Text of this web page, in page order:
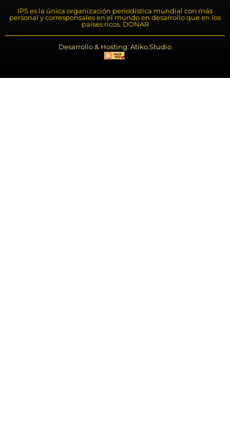
IPS es la única organización periodística mundial con más
personal y corresponsales en el mundo en desarrollo que en los
países ricos. DONAR
Desarrollo & Hosting: Atiko.Studio